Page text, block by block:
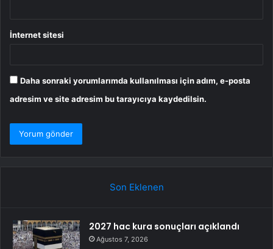
İnternet sitesi
Daha sonraki yorumlarımda kullanılması için adım, e-posta
adresim ve site adresim bu tarayıcıya kaydedilsin.
Son Eklenen
2027 hac kura sonuçları açıklandı
Ağustos 7, 2026